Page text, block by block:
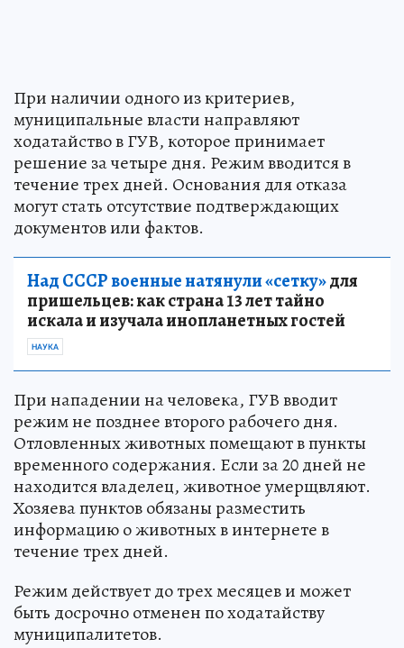
При наличии одного из критериев,
муниципальные власти направляют
ходатайство в ГУВ, которое принимает
решение за четыре дня. Режим вводится в
течение трех дней. Основания для отказа
могут стать отсутствие подтверждающих
документов или фактов.
Над СССР военные натянули «сетку»для
пришельцев: как страна 13 лет тайно
искала и изучала инопланетных гостей
НАУКА
При нападении на человека, ГУВ вводит
режим не позднее второго рабочего дня.
Отловленных животных помещают в пункты
временного содержания. Если за 20 дней не
находится владелец, животное умерщвляют.
Хозяева пунктов обязаны разместить
информацию о животных в интернете в
течение трех дней.
Режим действует до трех месяцев и может
быть досрочно отменен по ходатайству
муниципалитетов.